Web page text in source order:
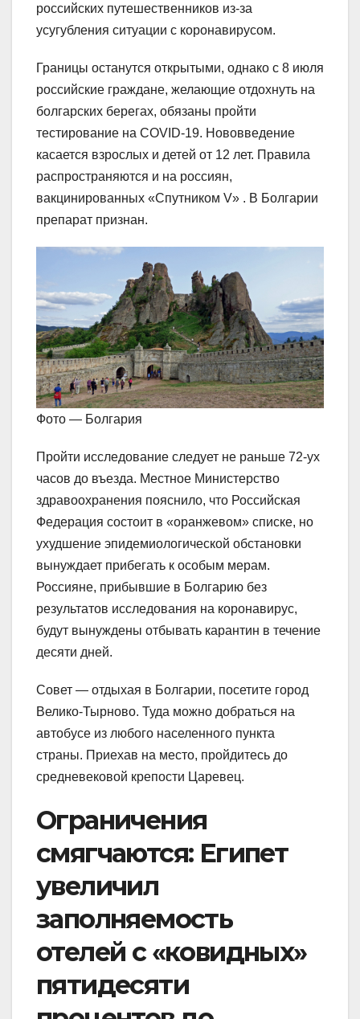
российских путешественников из-за
усугубления ситуации с коронавирусом.
Границы останутся открытыми, однако с 8 июля
российские граждане, желающие отдохнуть на
болгарских берегах, обязаны пройти
тестирование на COVID-19. Нововведение
касается взрослых и детей от 12 лет. Правила
распространяются и на россиян,
вакцинированных «Спутником V» . В Болгарии
препарат признан.
Фото — Болгария
Пройти исследование следует не раньше 72-ух
часов до въезда. Местное Министерство
здравоохранения пояснило, что Российская
Федерация состоит в «оранжевом» списке, но
ухудшение эпидемиологической обстановки
вынуждает прибегать к особым мерам.
Россияне, прибывшие в Болгарию без
результатов исследования на коронавирус,
будут вынуждены отбывать карантин в течение
десяти дней.
Совет — отдыхая в Болгарии, посетите город
Велико-Тырново. Туда можно добраться на
автобусе из любого населенного пункта
страны. Приехав на место, пройдитесь до
средневековой крепости Царевец.
Ограничения
смягчаются: Египет
увеличил
заполняемость
отелей с «ковидных»
пятидесяти